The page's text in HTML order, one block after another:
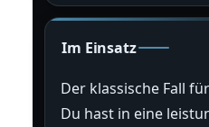
Im Einsatz
Der klassische Fall
Du hast in eine